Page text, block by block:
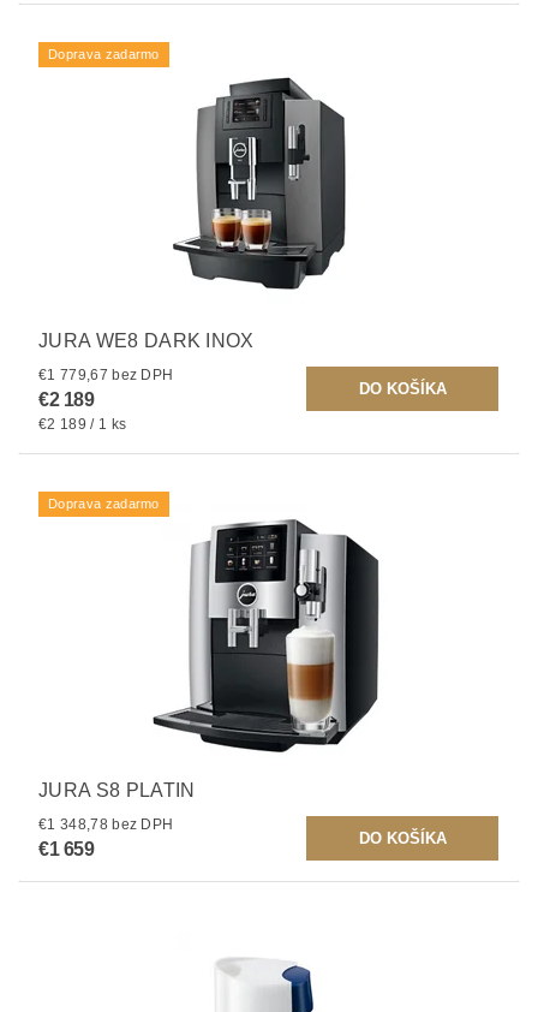
Doprava zadarmo
JURA WE8 DARK INOX
€1 779,67 bez DPH
€2 189
€2 189 / 1 ks
Doprava zadarmo
JURA S8 PLATIN
€1 348,78 bez DPH
€1 659